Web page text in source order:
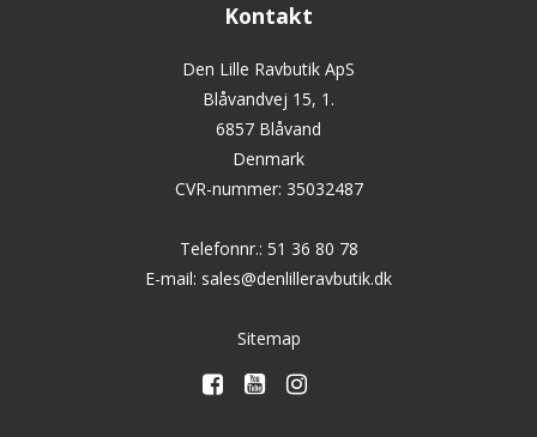
Kontakt
Den Lille Ravbutik ApS
Blåvandvej 15, 1.
6857 Blåvand
Denmark
CVR-nummer: 35032487
Telefonnr.: 51 36 80 78
E-mail: sales@denlilleravbutik.dk
Sitemap